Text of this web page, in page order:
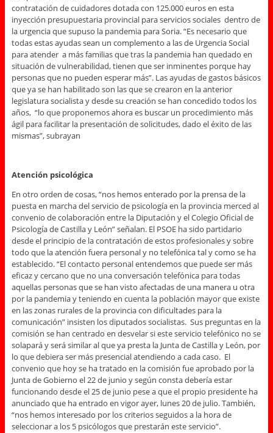
contratación de cuidadores dotada con 125.000 euros en esta
inyección presupuestaria provincial para servicios sociales dentro de
la urgencia que supuso la pandemia para Soria. “Es necesario que
todas estas ayudas sean un complemento a las de Urgencia Social
para atender a más familias que tras la pandemia han quedado en
situación de vulnerabilidad, tienen que ser inminentes porque hay
personas que no pueden esperar más”. Las ayudas de gastos básicos
que ya se han habilitado son las que se crearon en la anterior
legislatura socialista y desde su creación se han concedido todos los
años, “lo que proponemos ahora es buscar un procedimiento más
ágil para facilitar la presentación de solicitudes, dado el éxito de las
mismas”, subrayan
Atención psicológica
En otro orden de cosas, “nos hemos enterado por la prensa de la
puesta en marcha del servicio de psicología en la provincia merced al
convenio de colaboración entre la Diputación y el Colegio Oficial de
Psicología de Castilla y León” señalan. El PSOE ha sido partidario
desde el principio de la contratación de estos profesionales y sobre
todo que la atención fuera personal y no telefónica tal y como se ha
establecido. “El contacto personal entendemos que puede ser más
eficaz y cercano que no una conversación telefónica para todas
aquellas personas que se han visto afectadas de una manera u otra
por la pandemia y teniendo en cuenta la población mayor que existe
en las zonas rurales de la provincia con dificultades para la
comunicación” insisten los diputados socialistas. Sus preguntas en la
comisión se han centrado en desvelar si este servicio telefónico no se
solapará y será similar al que ya presta la Junta de Castilla y León, por
lo que debiera ser más presencial atendiendo a cada caso. El
convenio que hoy se ha tratado en la comisión fue aprobado por la
Junta de Gobierno el 22 de junio y según consta debería estar
funcionando desde el 25 de junio pese a que el propio presidente ha
anunciado que ha entrado en vigor ayer, lunes 20 de julio. También,
“nos hemos interesado por los criterios seguidos a la hora de
seleccionar a los 5 psicólogos que prestarán este servicio”.